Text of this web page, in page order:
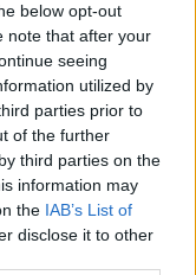
below opt-out
note that after your
seeing
utilized by
parties prior to
of the further
third parties on the
information may
the IAB’s List of
disclose it to other